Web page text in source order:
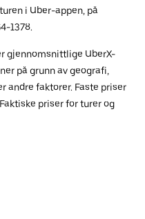
i Uber-appen, på
1378.
gjennomsnittlige UberX-
på grunn av geografi,
andre faktorer. Faste priser
priser for turer og